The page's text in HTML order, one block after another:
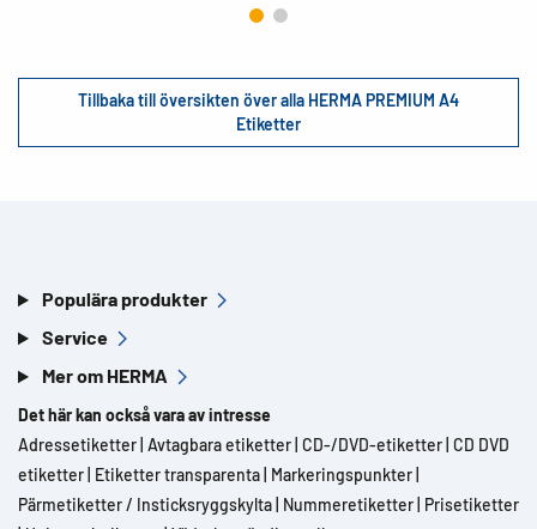
Tillbaka till översikten över alla HERMA PREMIUM A4
Etiketter
Populära produkter
Service
Mer om HERMA
Det här kan också vara av intresse
Adressetiketter Avtagbara etiketter CD-/DVD-etiketter CD DVD
etiketter Etiketter transparenta Markeringspunkter
Pärmetiketter / Insticksryggskylta Nummeretiketter Prisetiketter